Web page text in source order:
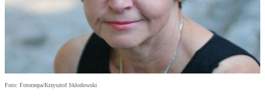
Foto: Fotorzepa/Krzysztof Skłodowski